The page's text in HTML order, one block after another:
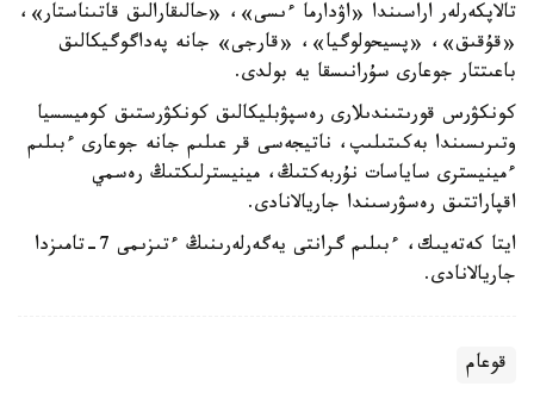
تالاپكەرلەر اراسىندا «اۋدارما ءىسى»، «حالىقارالىق قاتىناستار»،
«قۇقىق»، «پسيحولوگيا»، «قارجى» جانە پەداگوگيكالىق
باعىتتار جوعارى سۇرانىسقا يە بولدى.
كونكۋرس قورىتىندىلارى رەسپۋبليكالىق كونكۋرستىق كوميسسيا
وتىرىسىندا بەكىتىلىپ، ناتيجەسى قر عىلىم جانە جوعارى ءبىلىم
ءمينيسترى ساياسات نۇربەكتىڭ، مينيسترلىكتىڭ رەسمي
اقپاراتتىق رەسۋرسىندا جاريالانادى.
ايتا كەتەيىك، ءبىلىم گرانتى يەگەرلەرىنىڭ ءتىزىمى 7-تامىزدا
جاريالانادى.
قوعام